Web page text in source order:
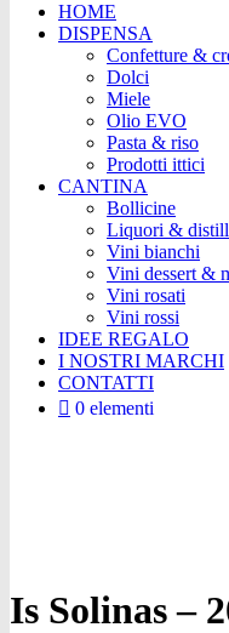
HOME
DISPENSA
Confetture &
Dolci
Miele
Olio EVO
Pasta & riso
Prodotti ittici
CANTINA
Bollicine
Liquori &
Vini bianchi
Vini dessert &
Vini rosati
Vini rossi
IDEE REGALO
I NOSTRI MARCHI
CONTATTI
0 elementi
Is Solinas –